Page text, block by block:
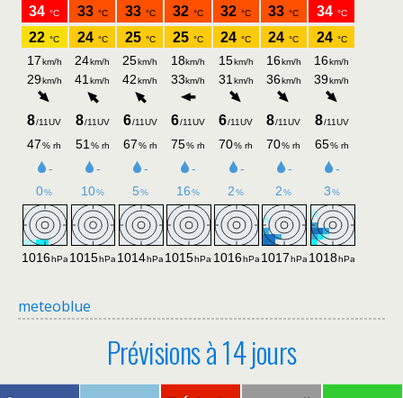
meteoblue
Prévisions à 14 jours